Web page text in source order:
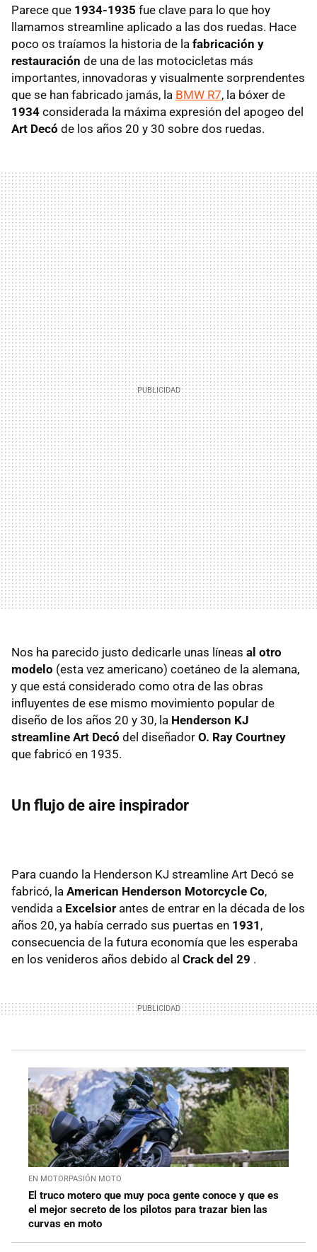
Parece que 1934-1935 fue clave para lo que hoy
llamamos streamline aplicado a las dos ruedas. Hace
poco os traíamos la historia de la fabricación y
restauración de una de las motocicletas más
importantes, innovadoras y visualmente sorprendentes
que se han fabricado jamás, la BMW R7, la bóxer de
1934 considerada la máxima expresión del apogeo del
Art Decó de los años 20 y 30 sobre dos ruedas.
Nos ha parecido justo dedicarle unas líneas al otro
modelo (esta vez americano) coetáneo de la alemana,
y que está considerado como otra de las obras
influyentes de ese mismo movimiento popular de
diseño de los años 20 y 30, la Henderson KJ
streamline Art Decó del diseñador O. Ray Courtney
que fabricó en 1935.
Un flujo de aire inspirador
Para cuando la Henderson KJ streamline Art Decó se
fabricó, la American Henderson Motorcycle Co,
vendida a Excelsior antes de entrar en la década de los
años 20, ya había cerrado sus puertas en 1931 ,
consecuencia de la futura economía que les esperaba
en los venideros años debido al Crack del 29 .
EN MOTORPASIÓN MOTO
El truco motero que muy poca gente conoce y que es
el mejor secreto de los pilotos para trazar bien las
curvas en moto